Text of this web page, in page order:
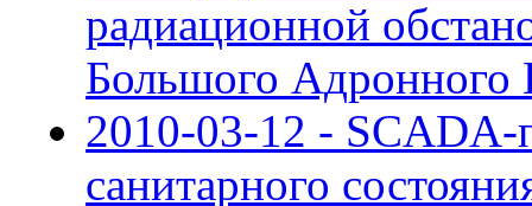
радиационной
Большого Адронного
2010-03-12 - SCADA-
санитарного